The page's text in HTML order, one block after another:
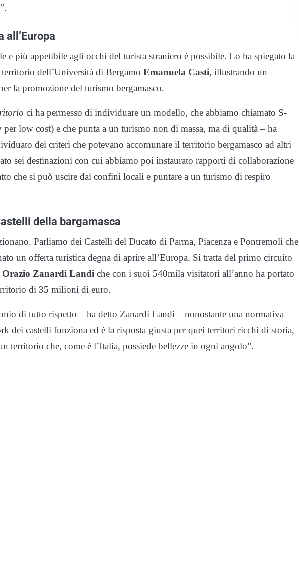
all’Europa
e più appetibile agli occhi del turista straniero è possibile. Lo ha spiegato la
dell’Università di Bergamo Emanuela Casti, illustrando un
la promozione del turismo bergamasco.
ci ha permesso di individuare un modello, che abbiamo chiamato S-
low cost) e che punta a un turismo non di massa, ma di qualità – ha
dei criteri che potevano accomunare il territorio bergamasco ad altri
sei destinazioni con cui abbiamo poi instaurato rapporti di collaborazione
che si può uscire dai confini locali e puntare a un turismo di respiro
della bargamasca
Parliamo dei Castelli del Ducato di Parma, Piacenza e Pontremoli che
un offerta turistica degna di aprire all’Europa. Si tratta del primo circuito
Orazio Zanardi Landi che con i suoi 540mila visitatori all’anno ha portato
di 35 milioni di euro.
di tutto rispetto – ha detto Zanardi Landi – nonostante una normativa
dei castelli funziona ed è la risposta giusta per quei territori ricchi di storia,
territorio che, come è l’Italia, possiede bellezze in ogni angolo”.